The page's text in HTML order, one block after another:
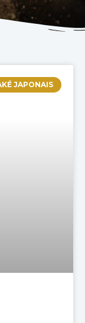
JAPONAIS